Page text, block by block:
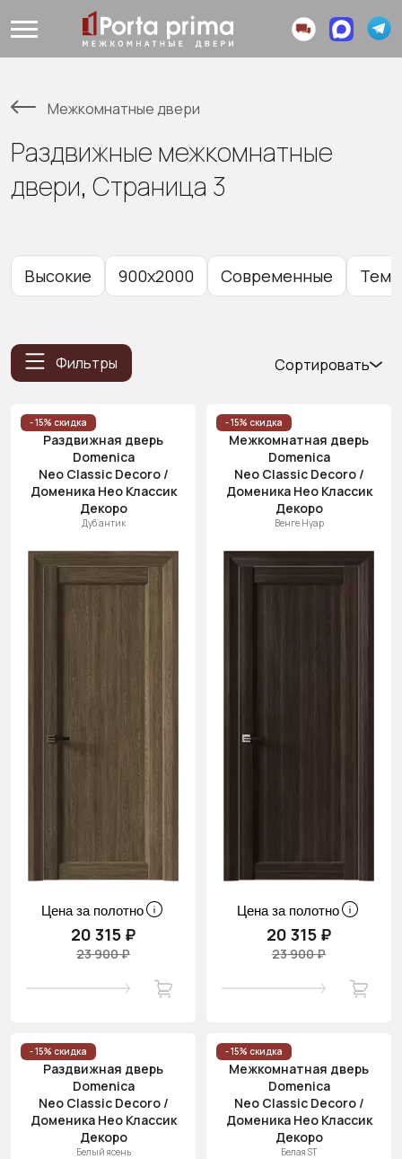
Межкомнатные двери
Раздвижные межкомнатные
двери, Страница 3
Высокие 900x2000 Современные
Фильтры
Сортировать
Цена (возр.)
Цена (убыв.)
Cначала
новинки
Cначала
- 15% скидка
Раздвижная дверь
Domenica
Neo Classic Decoro /
Доменика Нео Классик
Декоро
Дуб антик
Цена за полотно
20 315 ₽
23 900 ₽
- 15% скидка
Межкомнатная дверь
Domenica
Neo Classic Decoro /
Доменика Нео Классик
Декоро
Венге Нуар
Цена за полотно
20 315 ₽
23 900 ₽
- 15% скидка
Раздвижная дверь
Domenica
Neo Classic Decoro /
Доменика Нео Классик
Декоро
Белый ясень
- 15% скидка
Межкомнатная дверь
Domenica
Neo Classic Decoro /
Доменика Нео Классик
Декоро
Белая ST